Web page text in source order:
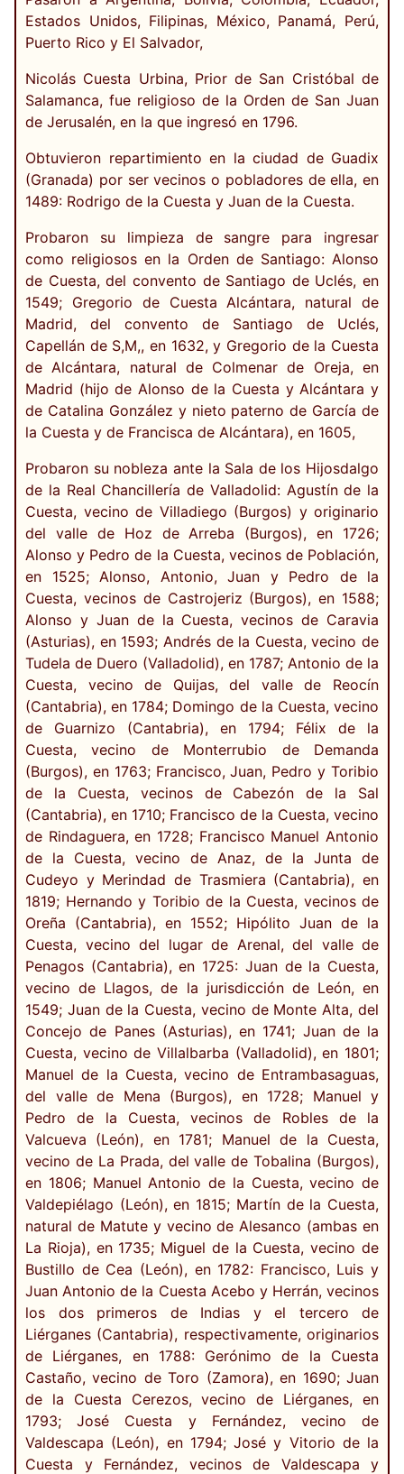
Estados Unidos, Filipinas, México, Panamá, Perú,
Puerto Rico y El Salvador,
Nicolás Cuesta Urbina, Prior de San Cristóbal de
Salamanca, fue religioso de la Orden de San Juan
de Jerusalén, en la que ingresó en 1796.
Obtuvieron repartimiento en la ciudad de Guadix
(Granada) por ser vecinos o pobladores de ella, en
1489: Rodrigo de la Cuesta y Juan de la Cuesta.
Probaron su limpieza de sangre para ingresar
como religiosos en la Orden de Santiago: Alonso
de Cuesta, del convento de Santiago de Uclés, en
1549; Gregorio de Cuesta Alcántara, natural de
Madrid, del convento de Santiago de Uclés,
Capellán de S,M,, en 1632, y Gregorio de la Cuesta
de Alcántara, natural de Colmenar de Oreja, en
Madrid (hijo de Alonso de la Cuesta y Alcántara y
de Catalina González y nieto paterno de García de
la Cuesta y de Francisca de Alcántara), en 1605,
Probaron su nobleza ante la Sala de los Hijosdalgo
de la Real Chancillería de Valladolid: Agustín de la
Cuesta, vecino de Villadiego (Burgos) y originario
del valle de Hoz de Arreba (Burgos), en 1726;
Alonso y Pedro de la Cuesta, vecinos de Población,
en 1525; Alonso, Antonio, Juan y Pedro de la
Cuesta, vecinos de Castrojeriz (Burgos), en 1588;
Alonso y Juan de la Cuesta, vecinos de Caravia
(Asturias), en 1593; Andrés de la Cuesta, vecino de
Tudela de Duero (Valladolid), en 1787; Antonio de la
Cuesta, vecino de Quijas, del valle de Reocín
(Cantabria), en 1784; Domingo de la Cuesta, vecino
de Guarnizo (Cantabria), en 1794; Félix de la
Cuesta, vecino de Monterrubio de Demanda
(Burgos), en 1763; Francisco, Juan, Pedro y Toribio
de la Cuesta, vecinos de Cabezón de la Sal
(Cantabria), en 1710; Francisco de la Cuesta, vecino
de Rindaguera, en 1728; Francisco Manuel Antonio
de la Cuesta, vecino de Anaz, de la Junta de
Cudeyo y Merindad de Trasmiera (Cantabria), en
1819; Hernando y Toribio de la Cuesta, vecinos de
Oreña (Cantabria), en 1552; Hipólito Juan de la
Cuesta, vecino del lugar de Arenal, del valle de
Penagos (Cantabria), en 1725: Juan de la Cuesta,
vecino de Llagos, de la jurisdicción de León, en
1549; Juan de la Cuesta, vecino de Monte Alta, del
Concejo de Panes (Asturias), en 1741; Juan de la
Cuesta, vecino de Villalbarba (Valladolid), en 1801;
Manuel de la Cuesta, vecino de Entrambasaguas,
del valle de Mena (Burgos), en 1728; Manuel y
Pedro de la Cuesta, vecinos de Robles de la
Valcueva (León), en 1781; Manuel de la Cuesta,
vecino de La Prada, del valle de Tobalina (Burgos),
en 1806; Manuel Antonio de la Cuesta, vecino de
Valdepiélago (León), en 1815; Martín de la Cuesta,
natural de Matute y vecino de Alesanco (ambas en
La Rioja), en 1735; Miguel de la Cuesta, vecino de
Bustillo de Cea (León), en 1782: Francisco, Luis y
Juan Antonio de la Cuesta Acebo y Herrán, vecinos
los dos primeros de Indias y el tercero de
Liérganes (Cantabria), respectivamente, originarios
de Liérganes, en 1788: Gerónimo de la Cuesta
Castaño, vecino de Toro (Zamora), en 1690; Juan
de la Cuesta Cerezos, vecino de Liérganes, en
1793; José Cuesta y Fernández, vecino de
Valdescapa (León), en 1794; José y Vitorio de la
Cuesta y Fernández, vecinos de Valdescapa y